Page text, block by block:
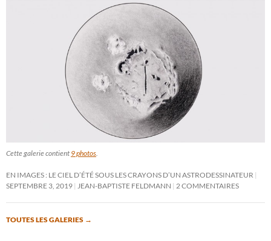
Cette galerie contient 9 photos
EN IMAGES : LE CIEL D’ÉTÉ SOUS LES CRAYONS D’UN ASTRODESSINATEUR
SEPTEMBRE 3, 2019
JEAN-BAPTISTE FELDMANN 2 COMMENTAIRES
TOUTES LES GALERIES →